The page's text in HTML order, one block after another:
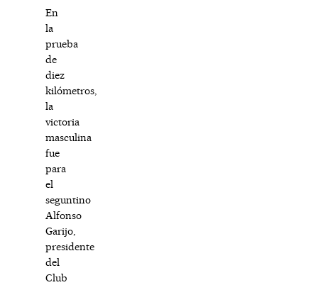
En
la
prueba
de
diez
kilómetros,
la
victoria
masculina
fue
para
el
seguntino
Alfonso
Garijo,
presidente
del
Club